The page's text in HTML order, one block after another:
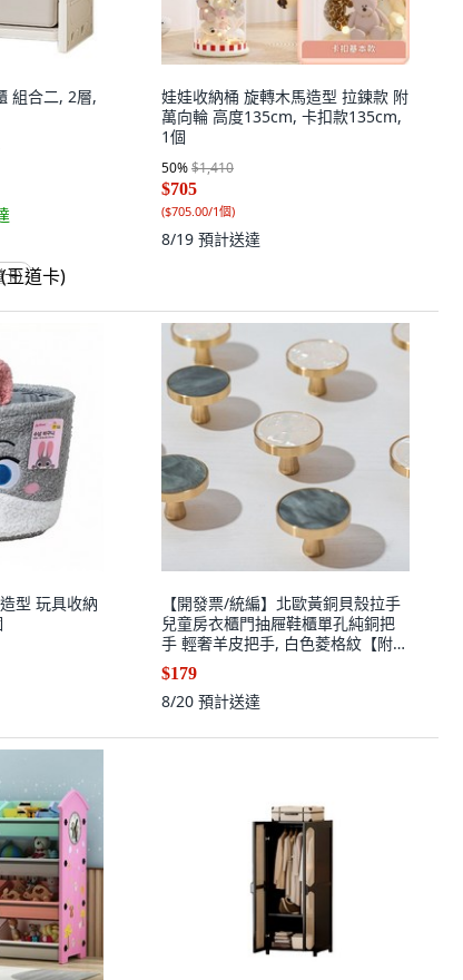
組合二, 2層,
卡)
娃娃收納桶 旋轉木馬造型 拉鍊款 附
萬向輪 高度135cm, 卡扣款135cm,
1個
50%$1,410
$705
($705.00/1個)
8/19 預計送達
型 玩具收納
【開發票/統編】北歐黃銅貝殼拉手
兒童房衣櫃門抽屜鞋櫃單孔純銅把
手 輕奢羊皮把手, 白色菱格紋【附免
釘貼】兩個裝,2.2cm（小抽屜使
用）
$179
8/20 預計送達